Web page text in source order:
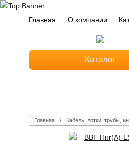
Главная О компании
Каталог
Главная Кабель, лотки, трубы,